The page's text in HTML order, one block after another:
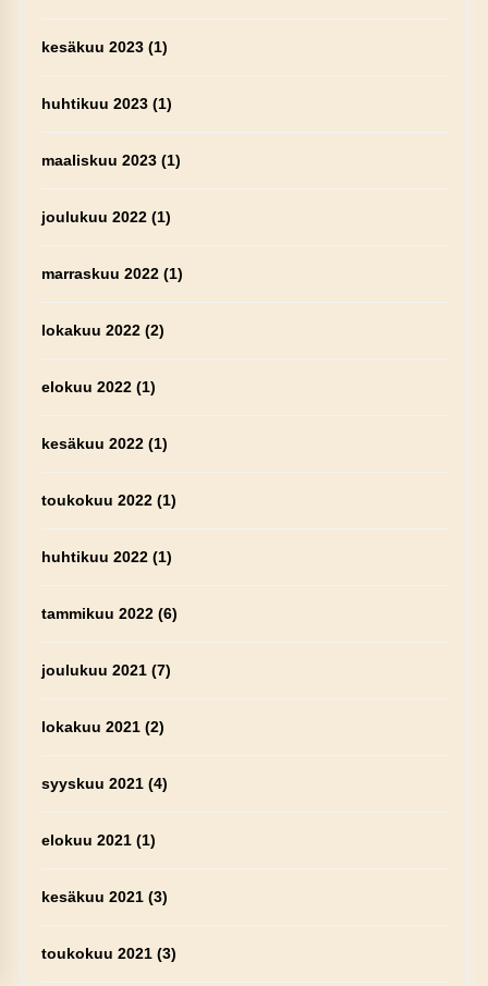
kesäkuu 2023(1)
huhtikuu 2023(1)
maaliskuu 2023(1)
joulukuu 2022(1)
marraskuu 2022(1)
lokakuu 2022(2)
elokuu 2022(1)
kesäkuu 2022(1)
toukokuu 2022(1)
huhtikuu 2022(1)
tammikuu 2022(6)
joulukuu 2021(7)
lokakuu 2021(2)
syyskuu 2021(4)
elokuu 2021(1)
kesäkuu 2021(3)
toukokuu 2021(3)